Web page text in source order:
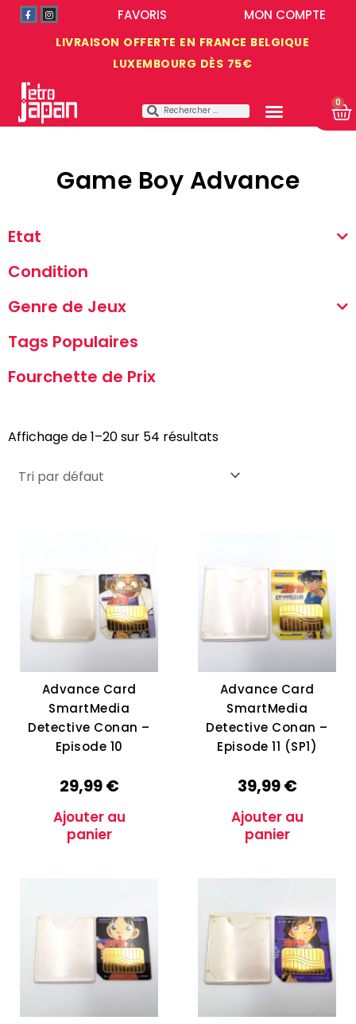
LIVRAISON OFFERTE EN FRANCE BELGIQUE
LUXEMBOURG DÈS 75€
MON COMPTE
FAVORIS
0
Game Boy Advance
Etat
Condition
Genre de Jeux
Tags Populaires
Fourchette de Prix
Affichage de 1–20 sur 54 résultats
Advance Card
SmartMedia
Detective Conan –
Episode 10
29,99€
Ajouter au
panier
Advance Card
SmartMedia
Detective Conan –
Episode 11 (SP1)
39,99€
Ajouter au
panier